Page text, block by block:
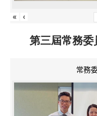
« ‹
第三屆常務
常務